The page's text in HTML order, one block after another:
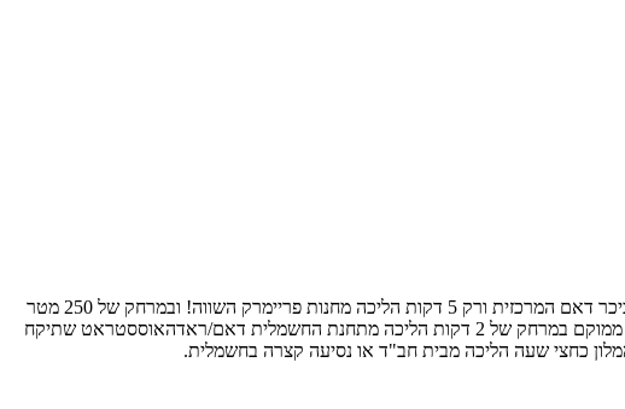
הדיל כולל טיסות ישירות לאמסטרדם המדהימה ומלון 4* עם דירוג 9.6 על המיקום שלו!!!! שוכן במיקום הכי מרכזי שיכול להיות , נמצא על כיכר דאם המרכזית ורק 5 דקות הליכה מחנות פריימרק השווה! ובמרחק של‏ 250 מטר
בלבד מרחוב הקניות המרכזי של אמסטרדם קאלברסטראט !!!, המלון ממוקם במבנה מונומנטלי, וכל חדר ייחודי בגודל ובעיצוב. כמו כן המלון ממוקם במרחק של 2 דקות הליכה מתחנת החשמלית דאם/ראדהאוססטראט שתיקח